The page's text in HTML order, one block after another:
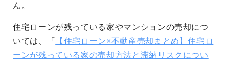
ん。
住宅ローンが残っている家やマンションの売却につ
いては、「
【住宅ローン×不動産売却まとめ】住宅ロ
ーンが残っている家の売却方法と滞納リスクについ